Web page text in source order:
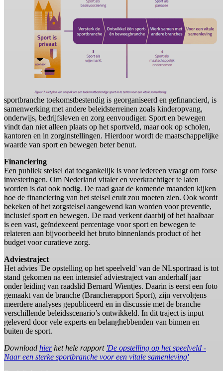
sportbranche toekomstbestendig is georganiseerd en gefinancierd, is
samenwerking met andere beleidsterreinen zoals kinderopvang,
onderwijs, bedrijfsleven en zorg eenvoudiger. Sport en bewegen
vindt dan niet alleen plaats op het sportveld, maar ook op scholen,
kantoren en in zorginstellingen. Hierdoor wordt de maatschappelijke
waarde van sport en bewegen beter benut.
Financiering
Een publiek stelsel dat toegankelijk is voor iedereen vraagt om forse
investeringen. Om Nederland vitaler en veerkrachtiger te laten
worden is dat ook nodig. De raad gaat de komende maanden kijken
hoe de financiering van het stelsel eruit zou moeten zien. Ook wordt
bekeken of het zorgstelsel aangewend kan worden voor preventie,
inclusief sport en bewegen. De raad verkent daarbij of het haalbaar
is een vast, geïndexeerd percentage voor sport en bewegen te
relateren aan bijvoorbeeld het bruto binnenlands product of het
budget voor curatieve zorg.
Adviestraject
Het advies 'De opstelling op het speelveld' van de NLsportraad is tot
stand gekomen na een intensief adviestraject van anderhalf jaar
onder leiding van raadslid Bernard Wientjes. Daarin is eerst een foto
gemaakt van de branche (Brancherapport Sport), zijn vervolgens
meerdere analyses gepubliceerd en in discussie met de branche
verschillende beleidsscenario’s ontwikkeld. In dit traject is input
geleverd door vele experts en belanghebbenden van binnen en
buiten de sport.
Download hierhet hele rapport 'De opstelling op het speelveld -
Naar een sterke sportbranche voor een vitale samenleving'